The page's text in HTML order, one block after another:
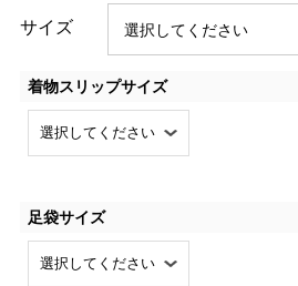
サイズ
着物スリップサイズ
足袋サイズ